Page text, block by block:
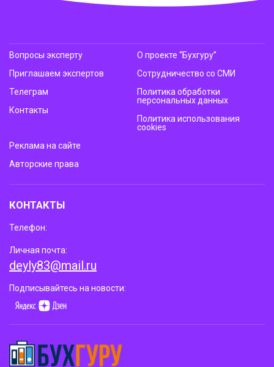
Вопросы эксперту
Приглашаем экспертов
Телеграм
Контакты
О проекте “Бухгуру”
Сотрудничество со СМИ
Политика обработки
персональных данных
Политика использования
cookies
Реклама на сайте
Авторские права
КОНТАКТЫ
Телефон:
Личная почта:
deyly83@mail.ru
Подписывайтесь на новости: